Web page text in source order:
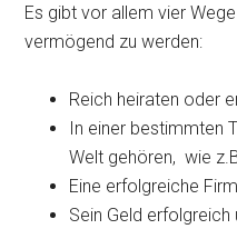
Es gibt vor allem vier
vermögend zu werden:
Reich heiraten oder
In einer bestimmten
Welt gehören, wie
Eine erfolgreiche
Sein Geld